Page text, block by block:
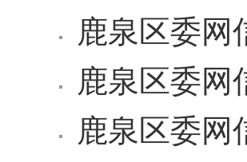
鹿泉区委网
鹿泉区委网
鹿泉区委网